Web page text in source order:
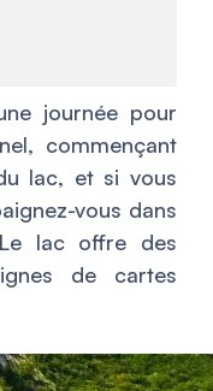
journée pour
commençant
lac, et si vous
vous dans
lac offre des
de cartes